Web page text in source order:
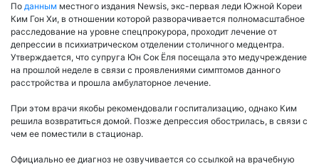
По данным местного издания Newsis, экс-первая леди Южной Кореи
Ким Гон Хи, в отношении которой разворачивается полномасштабное
расследование на уровне спецпрокурора, проходит лечение от
депрессии в психиатрическом отделении столичного медцентра.
Утверждается, что супруга Юн Сок Ёля посещала это медучреждение
на прошлой неделе в связи с проявлениями симптомов данного
расстройства и прошла амбулаторное лечение.
При этом врачи якобы рекомендовали госпитализацию, однако Ким
решила возвратиться домой. Позже депрессия обострилась, в связи с
чем ее поместили в стационар.
Официально ее диагноз не озвучивается со ссылкой на врачебную